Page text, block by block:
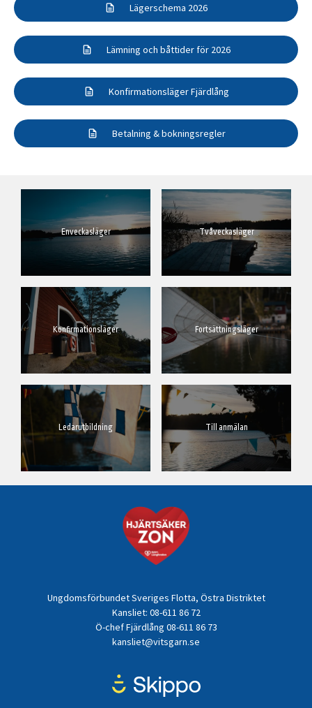
description Lägerschema 2026
description Lämning och båttider för 2026
description Konfirmationsläger Fjärdlång
description Betalning & bokningsregler
Enveckasläger Tvåveckasläger
Konfirmationsläger Fortsättningsläger
Ledarutbildning Till anmälan
Ungdomsförbundet Sveriges Flotta, Östra Distriktet
Kansliet: 08-611 86 72
Ö-chef Fjärdlång 08-611 86 73
kansliet@vitsgarn.se